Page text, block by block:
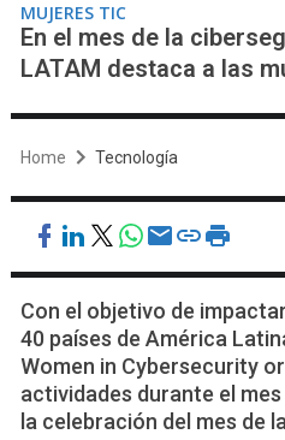
MUJERES TIC
En el mes de la
LATAM destaca a las
Home Tecnología
Con el objetivo de
40 países de América
Women in Cybersecurity
actividades durante el
la celebración del mes de